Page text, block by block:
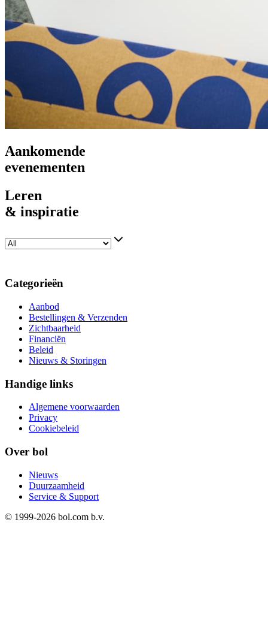
Aankomende
evenementen
Leren
& inspiratie
Categorieën
Aanbod
Bestellingen & Verzenden
Zichtbaarheid
Financiën
Beleid
Nieuws & Storingen
Handige links
Algemene voorwaarden
Privacy
Cookiebeleid
Over bol
Nieuws
Duurzaamheid
Service & Support
© 1999-2026 bol.com b.v.